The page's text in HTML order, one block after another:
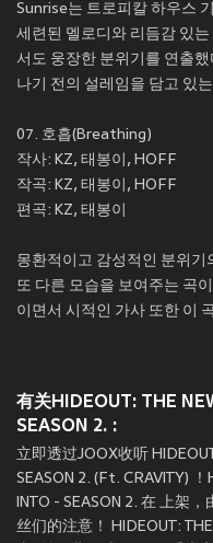
Sunrise는 트로피칼 하우스
세련된 멜로디와 리듬감 있
서도 웅장한 분위기를 연출
나기 전의 설레임을 담고 있
07. 호흡(Breathing)
작사: KZ, 태봉이, HOFF
작곡: KZ, 태봉이, HOFF
편곡: KZ, 태봉이
몽환적이고 감성적인 분위기
또 다른 모습을 보여주는 곡
이면서 시적인 가사 또한 이
有关HIDEOUT: THE
SEASON 2. :
立即透过JOOX收听
SEASON 2. (Ft. CRAVITY) ！
INTO - SEASON 2. 在 上架，
丝们的注意！ HIDEOUT: